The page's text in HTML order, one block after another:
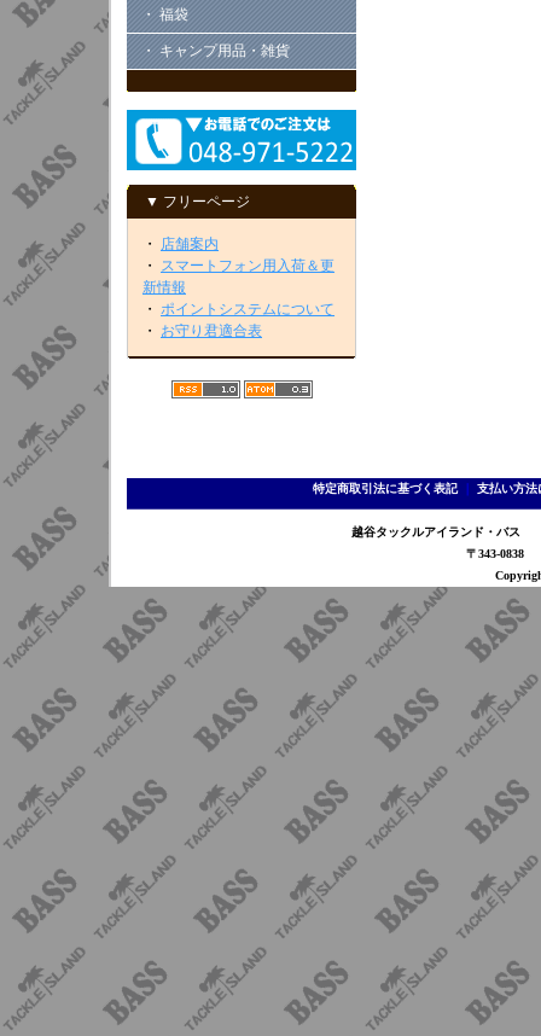
・ 福袋
・ キャンプ用品・雑貨
▼ フリーページ
・ 店舗案内
・ スマートフォン用入荷＆更
新情報
・ ポイントシステムについて
・ お守り君適合表
特定商取引法に基づく表記｜ 支払い方法
越谷タックルアイランド・バ
〒343-0838